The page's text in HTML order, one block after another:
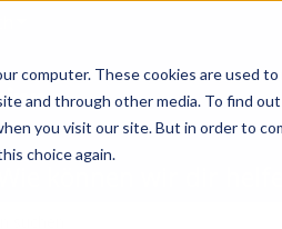
computer. These cookies are used
and through other media. To find
you visit our site. But in order to
choice again.